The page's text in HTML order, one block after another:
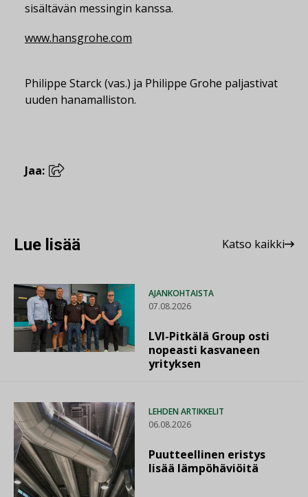
sisältävän messingin kanssa.
www.hansgrohe.com
Philippe Starck (vas.) ja Philippe Grohe paljastivat
uuden hanamalliston.
Jaa:
Lue lisää Katso kaikki
AJANKOHTAISTA
07.08.2026
LVI-Pitkälä Group osti
nopeasti kasvaneen
yrityksen
LEHDEN ARTIKKELIT
06.08.2026
Puutteellinen eristys
lisää lämpöhäviöitä